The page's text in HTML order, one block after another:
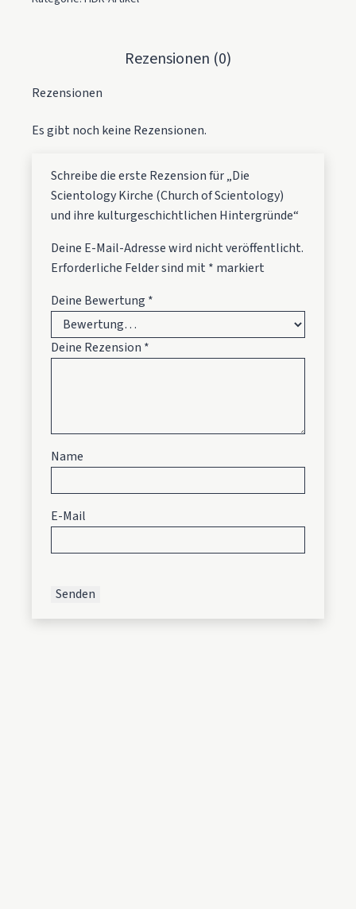
Rezensionen (0)
Rezensionen
Es gibt noch keine Rezensionen.
Schreibe die erste Rezension für „Die
Scientology Kirche (Church of Scientology)
und ihre kulturgeschichtlichen Hintergründe“
Deine E-Mail-Adresse wird nicht veröffentlicht.
Erforderliche Felder sind mit * markiert
Deine Bewertung *
Deine Rezension *
Name
E-Mail